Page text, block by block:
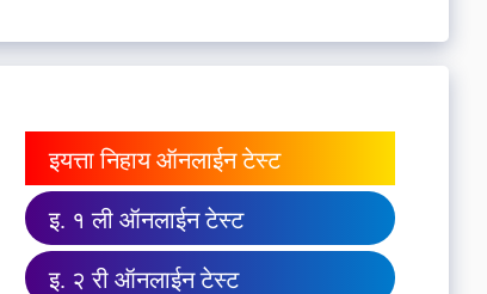
इयत्ता निहाय ऑनलाईन टेस्ट
इ. १ ली ऑनलाईन टेस्ट
इ. २ री ऑनलाईन टेस्ट